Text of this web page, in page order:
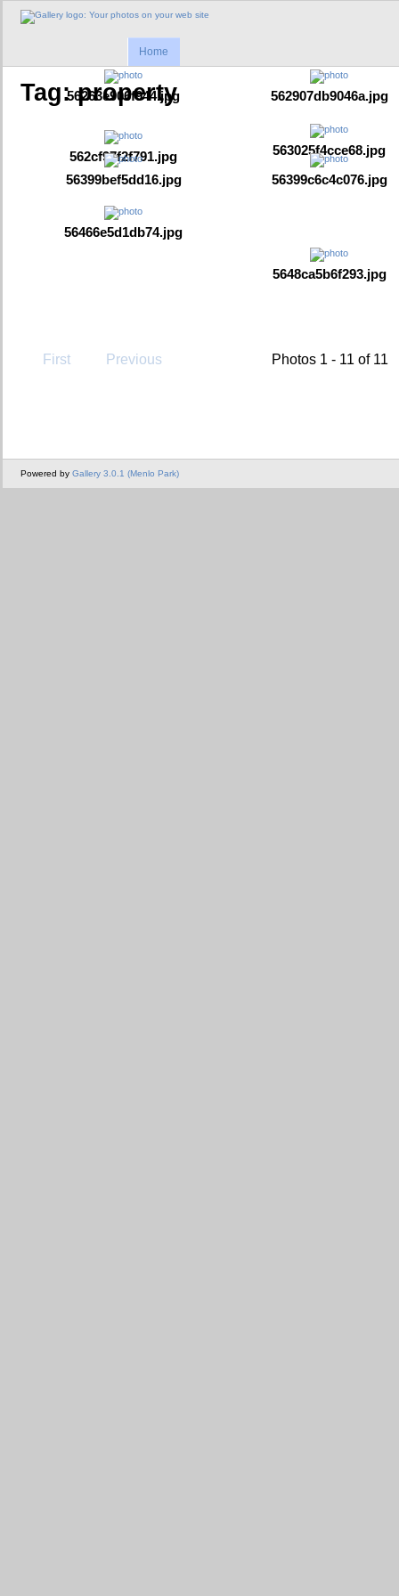
Home
Tag: property
56263e906f944.jpg 562907db9046a.jpg
562cf97f2f791.jpg
563025f4cce68.jpg
56399bef5dd16.jpg
56399c6c4c076.jpg
56466e5d1db74.jpg
5648ca5b6f293.jpg
First Previous Photos 1 - 11 of 11
Powered by Gallery 3.0.1 (Menlo Park)